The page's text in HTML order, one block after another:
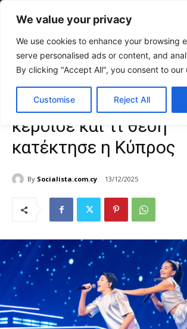
We value your privacy
We use cookies to enhance your browsing
serve personalised ads or content, and
By clicking "Accept All", you consent to our
Customise Reject All
Home CELEBRITIES
Junior Eurovision: Ποια χώρα
κατέκτησε η Κύπρος
Junior Eurovision:
κέρδισε και τι θέση
κατέκτησε η Κύπρος
By Socialista.com.cy 13/12/2025